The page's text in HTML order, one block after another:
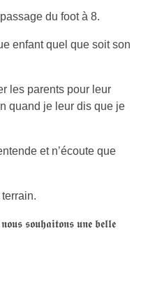
du foot à 8.
enfant quel que soit son
les parents pour leur
quand je leur dis que je
et n’écoute que
𝖘𝖔𝖚𝖍𝖆𝖎𝖙𝖔𝖓𝖘 𝖚𝖓𝖊 𝖇𝖊𝖑𝖑𝖊